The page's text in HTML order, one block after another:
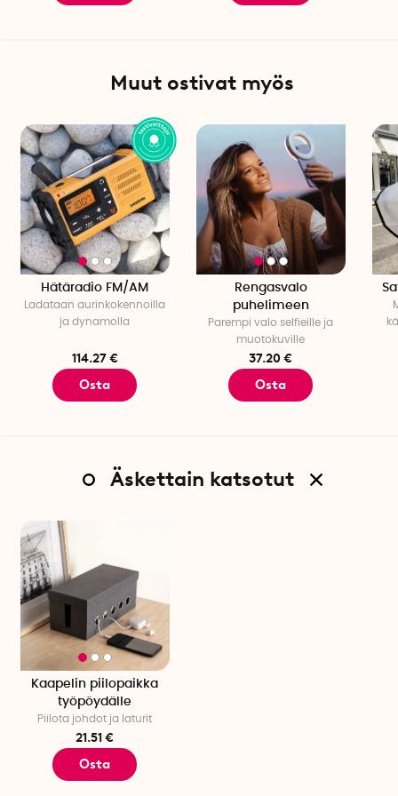
Muut ostivat myös
Hätäradio FM/AM
Ladataan aurinkokennoilla
ja dynamolla
114.27 €
Osta
Rengasvalo
puhelimeen
Parempi valo selfieille ja
muotokuville
37.20 €
Osta
Äskettain katsotut
Kaapelin piilopaikka
työpöydälle
Piilota johdot ja laturit
21.51 €
Osta